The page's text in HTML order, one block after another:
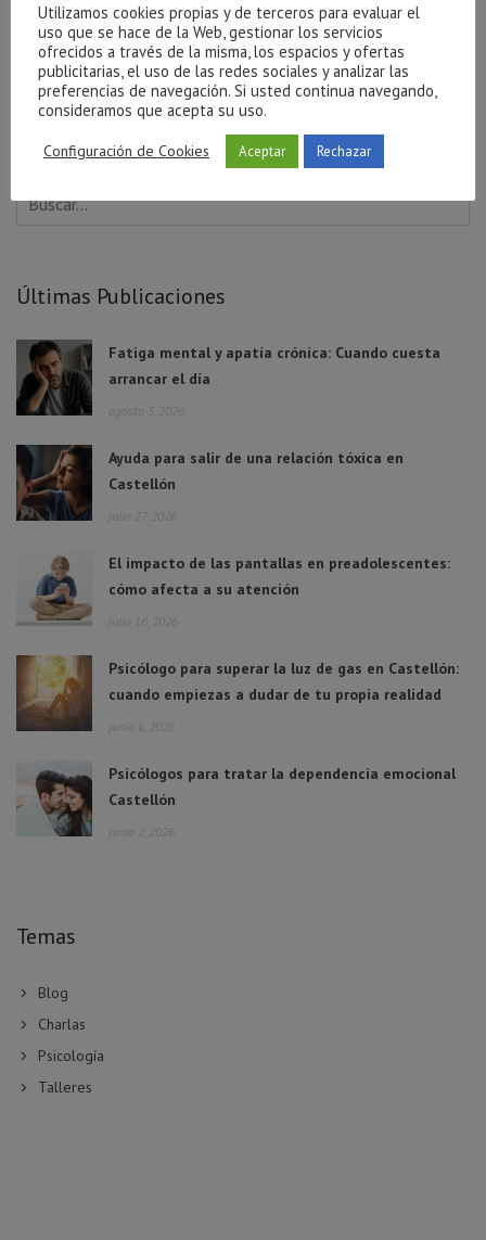
Últimas Publicaciones
Fatiga mental y apatía crónica: Cuando cuesta
arrancar el día
agosto 3, 2026
Ayuda para salir de una relación tóxica en
Castellón
julio 27, 2026
El impacto de las pantallas en preadolescentes:
cómo afecta a su atención
julio 16, 2026
Psicólogo para superar la luz de gas en Castellón:
cuando empiezas a dudar de tu propia realidad
junio 6, 2026
Psicólogos para tratar la dependencia emocional
Castellón
junio 2, 2026
Temas
Blog
Charlas
Psicología
Talleres
Utilizamos cookies propias y de terceros para evaluar el
uso que se hace de la Web, gestionar los servicios
ofrecidos a través de la misma, los espacios y ofertas
publicitarias, el uso de las redes sociales y analizar las
preferencias de navegación. Si usted continua navegando,
consideramos que acepta su uso.
Configuración de Cookies Aceptar Rechazar